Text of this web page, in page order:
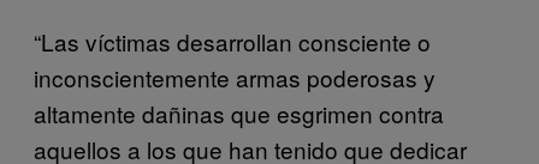
“Las víctimas desarrollan consciente o
inconscientemente armas poderosas y
altamente dañinas que esgrimen contra
aquellos a los que han tenido que dedicar